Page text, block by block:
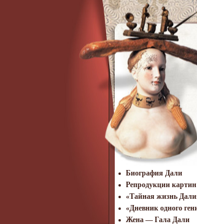
Биография Дали
Репродукции картин
«Тайная жизнь
«Дневник одного
Жена — Гала Дали